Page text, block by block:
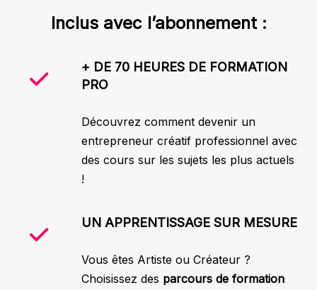
Inclus avec l’abonnement :
+ DE 70 HEURES DE FORMATION
PRO
Découvrez comment devenir un
entrepreneur créatif professionnel avec
des cours sur les sujets les plus actuels
!
UN APPRENTISSAGE SUR MESURE
Vous êtes Artiste ou Créateur ?
Choisissez des parcours de formation